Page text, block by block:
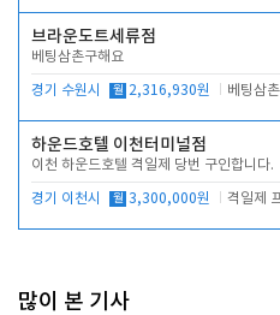
브라운도트세류점
베팅삼촌구해요
경기 수원시 월 2,316,930원 베팅삼촌
하운드호텔 이천터미널점
이천 하운드호텔 격일제 당번 구인합니다.
경기 이천시 월 3,300,000원
많이 본 기사